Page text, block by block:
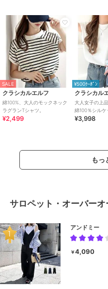
SALE
クラシカルエルフ
綿100%、大人のモックネック
ラグランTシャツ。
¥2,499
¥500ｸｰﾎﾟﾝ
クラシカル
大人女子の上
綿100％シルケ
クフレンチTシ
¥3,998
もっ
サロペット・オーバー
アンドミー
￥4,090